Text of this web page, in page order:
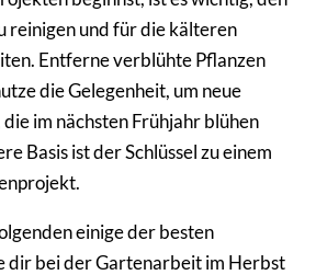
reinigen und für die kälteren
Entferne verblühte Pflanzen
die Gelegenheit, um neue
die im nächsten Frühjahr blühen
Basis ist der Schlüssel zu einem
einige der besten
dir bei der Gartenarbeit im Herbst